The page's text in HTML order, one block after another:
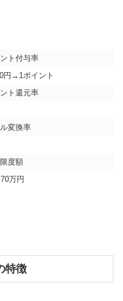
ト付与率
円→1ポイント
ト還元率
変換率
度額
万円
特徴